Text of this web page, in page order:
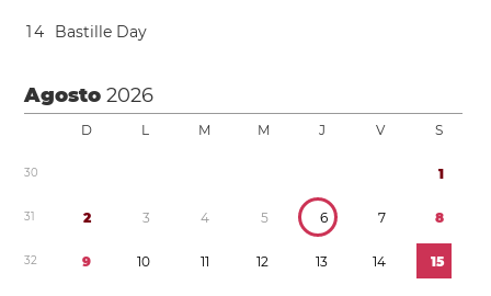
14 Bastille Day
Agosto2026
D L M M J V S
30 1
31 2 3 4 5 6 7 8
32 9 10 11 12 13 14 15